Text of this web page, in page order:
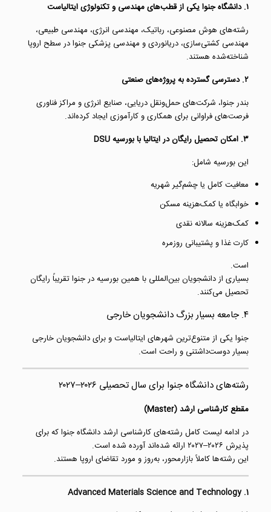
۱. دانشگاه جنوا یکی از قطب‌های مهندسی و تکنولوژی ایتالیاست
رشته‌های هوش مصنوعی، رباتیک، مهندسی انرژی، مهندسی طبیعی،
مهندسی کشتی‌سازی، دریانوردی و مهندسی پزشکی جنوا در سطح اروپا
شناخته‌شده هستند.
۲. دسترسی گسترده به پروژه‌های صنعتی
بندر جنوا، شرکت‌های حمل‌ونقل دریایی، صنایع انرژی و مراکز فناوری
فرصت‌های فراوانی برای همکاری و کارآموزی ایجاد کرده‌اند.
۳. امکان
تحصیل رایگان در ایتالیابا بورسیه DSU
این بورسیه شامل:
معافیت کامل یا چشم‌گیر شهریه
خوابگاه یا کمک‌هزینه مسکن
کمک‌هزینه سالانه نقدی
کارت غذا و پشتیبانی روزمره
است.
بسیاری از دانشجویان بین‌المللی با همین بورسیه در جنوا تقریباً رایگان
تحصیل می‌کنند.
۴. جامعه بسیار بزرگ دانشجویان خارجی
جنوا یکی از متنوع‌ترین شهرهای ایتالیاست و برای دانشجویان خارجی
بسیار دوست‌داشتنی و راحت است.
رشته‌های دانشگاه جنوا برای سال تحصیلی ۲۰۲۶–۲۰۲۷
مقطع کارشناسی ارشد (Master)
در ادامه لیست کامل رشته‌های کارشناسی ارشد دانشگاه جنوا که برای
پذیرش ۲۰۲۶–۲۰۲۷ ارائه شده‌اند آورده شده است.
این رشته‌ها کاملاً بازارمحور، به‌روز و مورد تقاضای اروپا هستند.
1. Advanced Materials Science and Technology